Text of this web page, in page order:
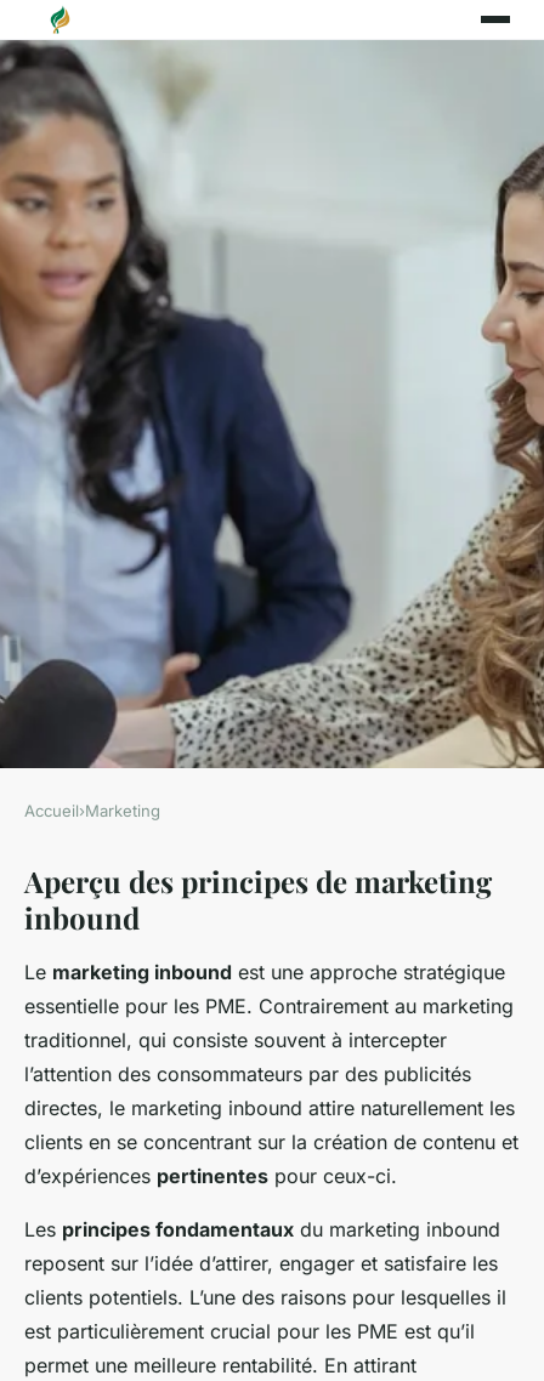
PME et marketing inbound :
comment transformer cet
investissement en succès
rentable ?
Yanis 25 avril 2025
Accueil›Marketing
Aperçu des principes de marketing
inbound
Le marketing inbound est une approche stratégique
essentielle pour les PME. Contrairement au marketing
traditionnel, qui consiste souvent à intercepter
l’attention des consommateurs par des publicités
directes, le marketing inbound attire naturellement les
clients en se concentrant sur la création de contenu et
d’expériences pertinentes pour ceux-ci.
Les principes fondamentaux du marketing inbound
reposent sur l’idée d’attirer, engager et satisfaire les
clients potentiels. L’une des raisons pour lesquelles il
est particulièrement crucial pour les PME est qu’il
permet une meilleure rentabilité. En attirant